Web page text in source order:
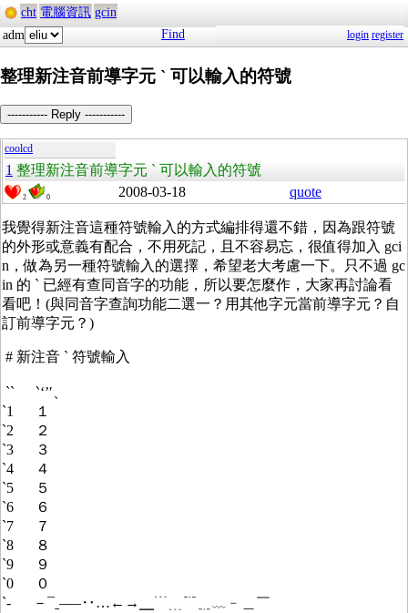
cht 電腦資訊 gcin
adm
Find login register
整理新注音前導字元 ` 可以輸入的符號
----------- Reply -----------
coolcd
1 整理新注音前導字元 ` 可以輸入的符號
2 0 2008-03-18 quote
我覺得新注音這種符號輸入的方式編排得還不錯，因為跟符號
的外形或意義有配合，不用死記，且不容易忘，很值得加入 gci
n，做為另一種符號輸入的選擇，希望老大考慮一下。只不過 gc
in 的 ` 已經有查同音字的功能，所以要怎麼作，大家再討論看
看吧！(與同音字查詢功能二選一？用其他字元當前導字元？自
訂前導字元？)
# 新注音 ` 符號輸入
`` ‵‘’′、
`1 １
`2 ２
`3 ３
`4 ４
`5 ５
`6 ６
`7 ７
`8 ８
`9 ９
`0 ０
`- －¯ˍ–—‥…←→╴﹉﹍﹊﹎﹏﹣＿￣